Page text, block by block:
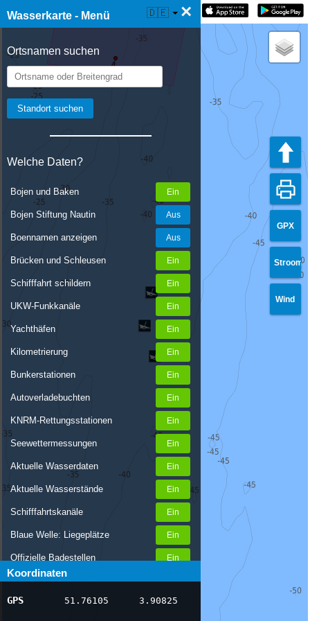
Wasserkarte - Menü ×
Ortsnamen suchen
Welche Daten?
Bojen und Baken
Bojen Stiftung Nautin
Boennamen anzeigen
Brücken und Schleusen
Schifffahrt schildern
UKW-Funkkanäle
Yachthäfen
Kilometrierung
Bunkerstationen
Autoverladebuchten
KNRM-Rettungsstationen
Seewettermessungen
Aktuelle Wasserdaten
Aktuelle Wasserstände
Schifffahrtskanäle
Blaue Welle: Liegeplätze
Offizielle Badestellen
Nachrichten Binnenschifffahrt
AIS-Schiffspositionen
Koordinaten
GPS 51.76105 3.90825
☰ Wasserkarte Live 🇩🇪
GPX
Stroom
Wind